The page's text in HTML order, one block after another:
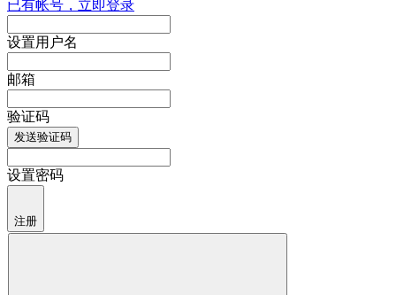
已有帐号，立即登录
设置用户名
邮箱
验证码
发送验证码
设置密码
注册